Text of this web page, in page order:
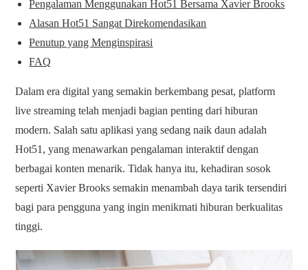
Pengalaman Menggunakan Hot51 Bersama Xavier Brooks
Alasan Hot51 Sangat Direkomendasikan
Penutup yang Menginspirasi
FAQ
Dalam era digital yang semakin berkembang pesat, platform
live streaming telah menjadi bagian penting dari hiburan
modern. Salah satu aplikasi yang sedang naik daun adalah
Hot51, yang menawarkan pengalaman interaktif dengan
berbagai konten menarik. Tidak hanya itu, kehadiran sosok
seperti Xavier Brooks semakin menambah daya tarik tersendiri
bagi para pengguna yang ingin menikmati hiburan berkualitas
tinggi.